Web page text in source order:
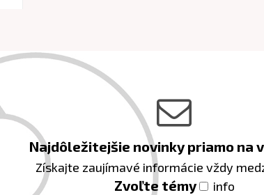
Najdôležitejšie novinky priamo na
Získajte zaujímavé informácie vždy
Zvoľte témy info